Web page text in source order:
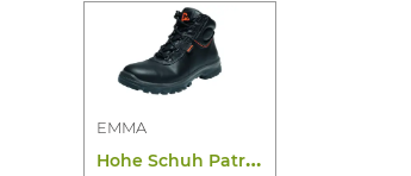
EMMA
H
ohe Schuh Patrick S3 HRO HI CI SRC